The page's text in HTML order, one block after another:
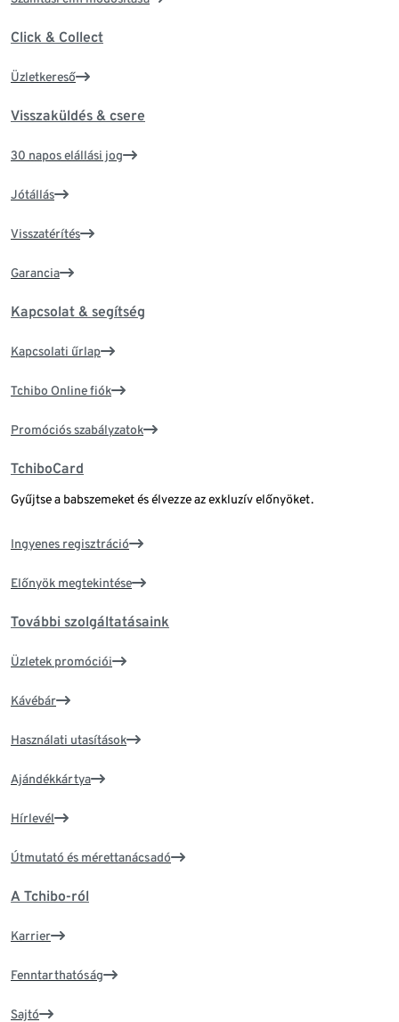
Click & Collect
Üzletkereső
Visszaküldés & csere
30 napos elállási jog
Jótállás
Visszatérítés
Garancia
Kapcsolat & segítség
Kapcsolati űrlap
Tchibo Online fiók
Promóciós szabályzatok
TchiboCard
Gyűjtse a babszemeket és élvezze az exkluzív előnyöket.
Ingyenes regisztráció
Előnyök megtekintése
További szolgáltatásaink
Üzletek promóciói
Kávébár
Használati utasítások
Ajándékkártya
Hírlevél
Útmutató és mérettanácsadó
A Tchibo-ról
Karrier
Fenntarthatóság
Sajtó